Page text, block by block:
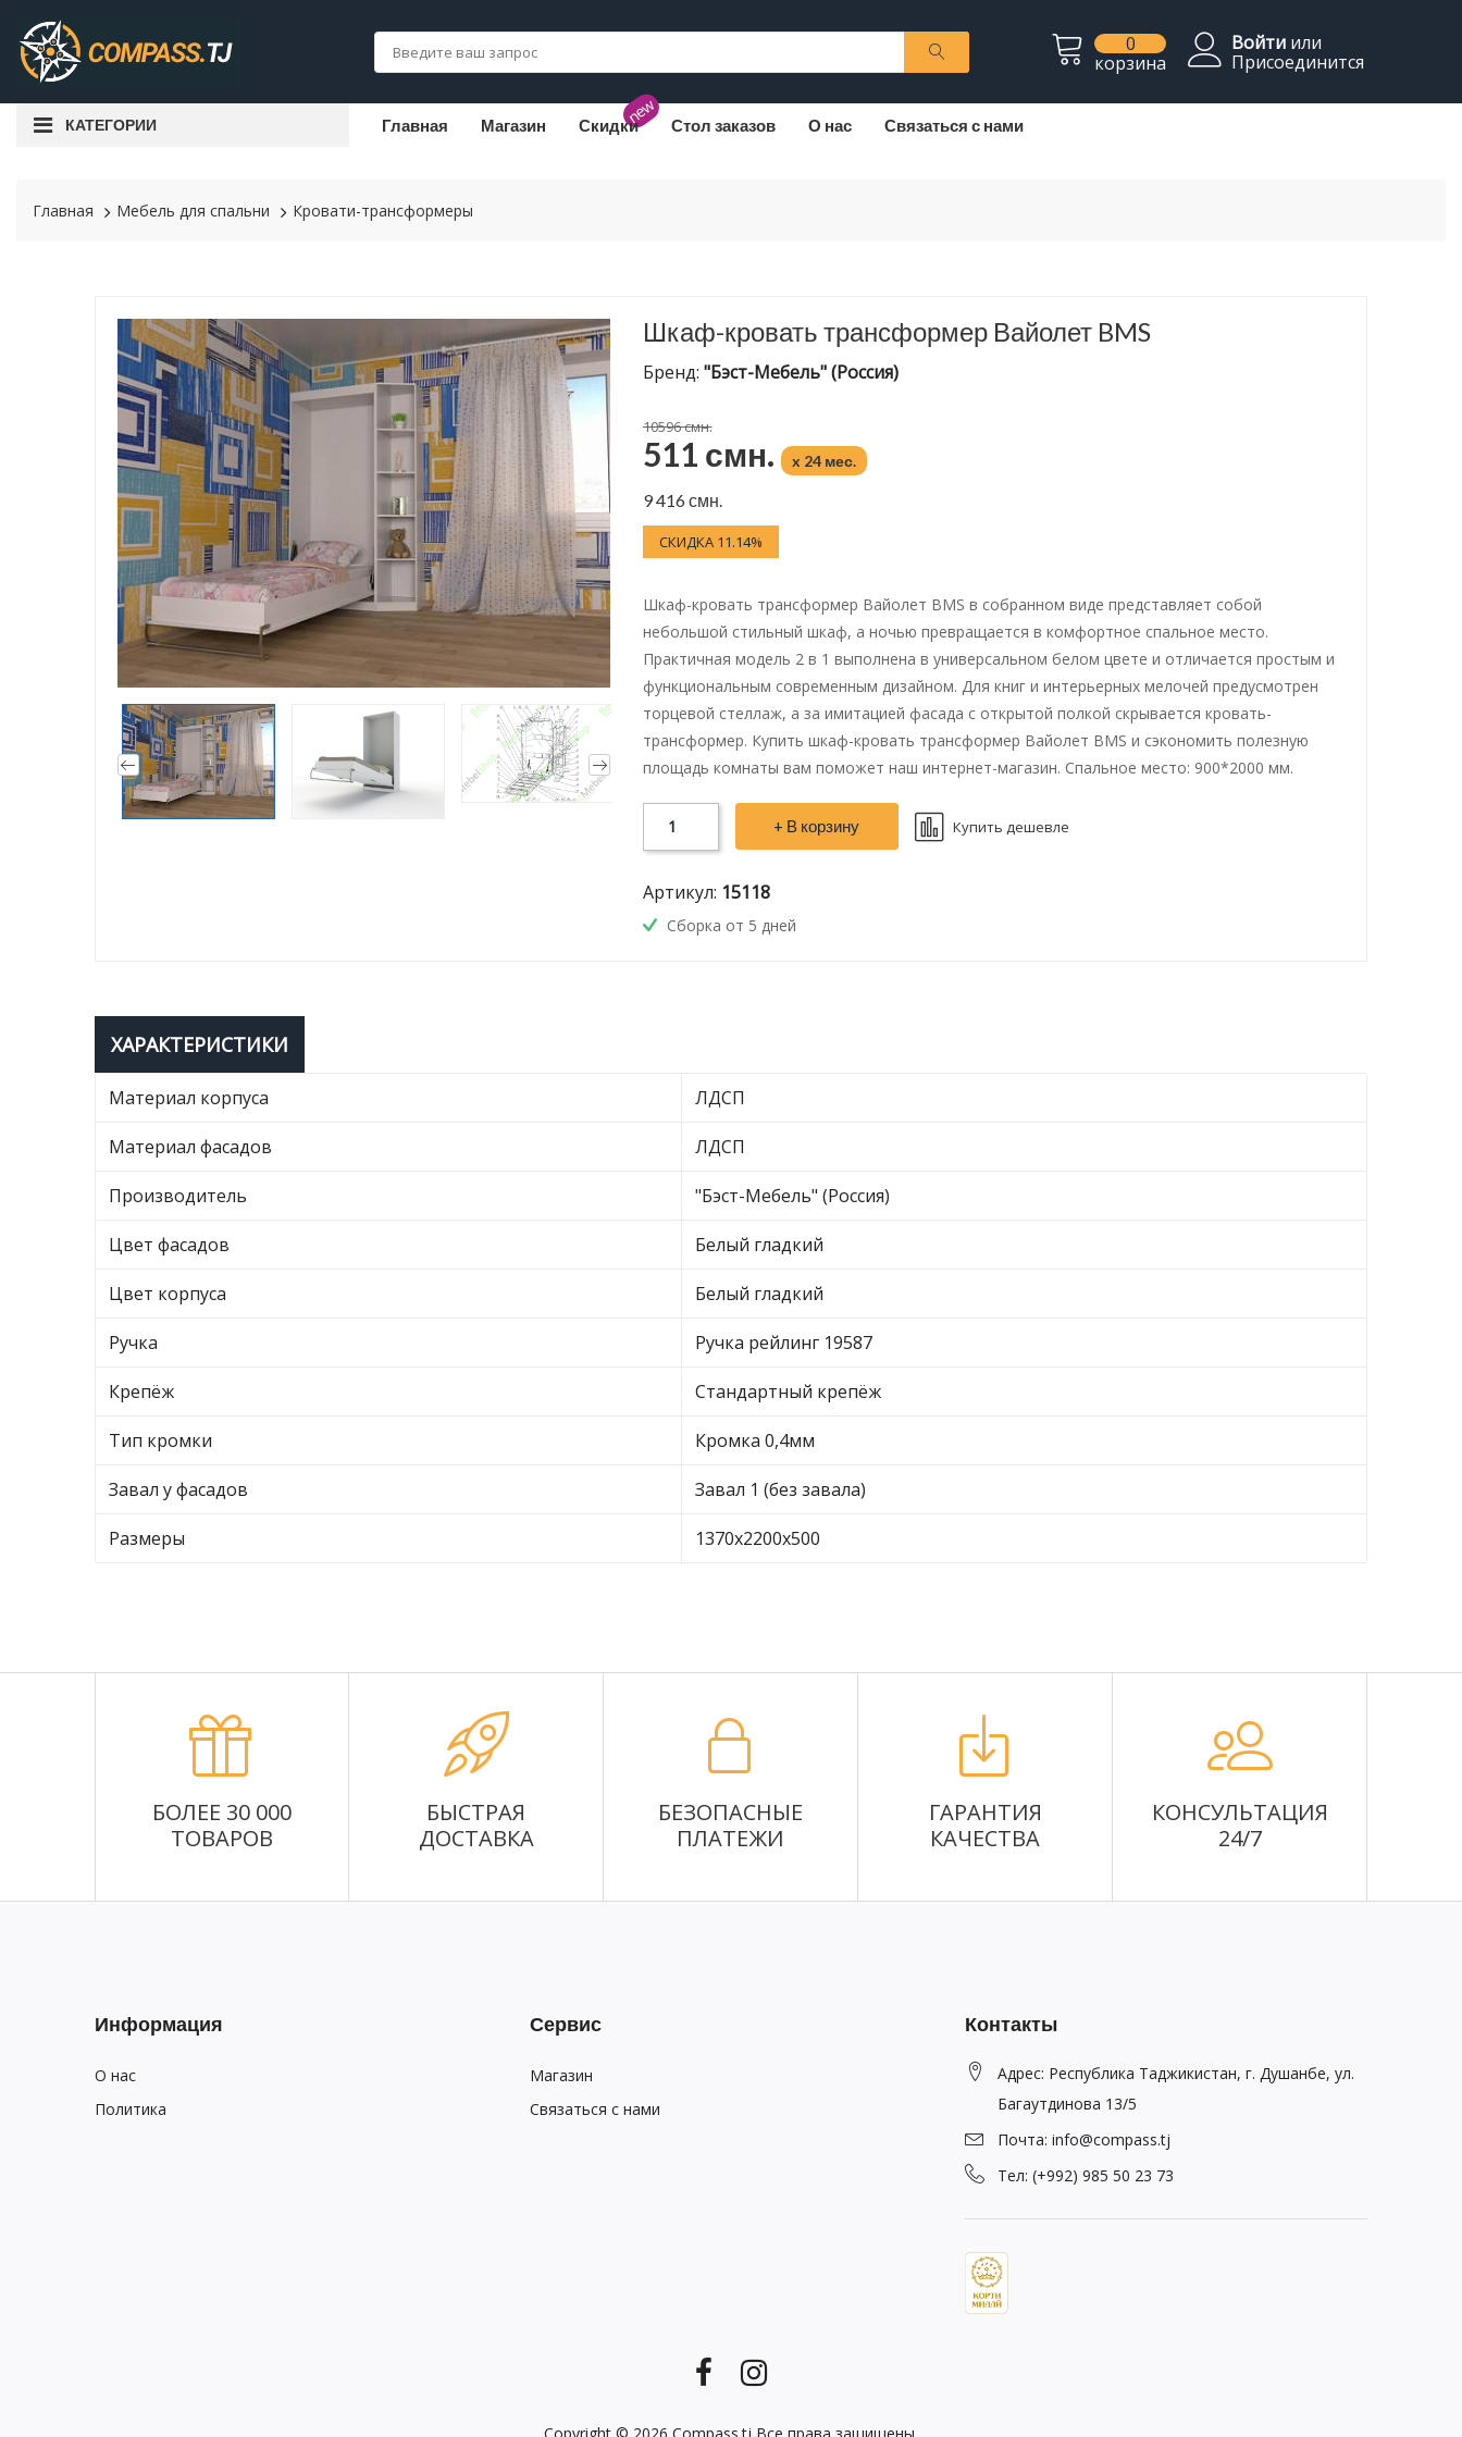
0
корзина
Войти или
Присоединится
КАТЕГОРИИ Главная Магазин new
Скидки Стол заказов О нас Связаться с нами
Главная Мебель для спальни Кровати-трансформеры
Шкаф-кровать трансформер Вайолет BMS
Бренд: "Бэст-Мебель" (Россия)
10596 смн.
511 смн. x 24 мес.
9 416 смн.
СКИДКА 11.14%
Шкаф-кровать трансформер Вайолет BMS в собранном виде представляет собой
небольшой стильный шкаф, а ночью превращается в комфортное спальное место.
Практичная модель 2 в 1 выполнена в универсальном белом цвете и отличается простым и
функциональным современным дизайном. Для книг и интерьерных мелочей предусмотрен
торцевой стеллаж, а за имитацией фасада с открытой полкой скрывается кровать-
трансформер. Купить шкаф-кровать трансформер Вайолет BMS и сэкономить полезную
площадь комнаты вам поможет наш интернет-магазин. Спальное место: 900*2000 мм.
+ В корзину Купить дешевле
Артикул: 15118
Сборка от 5 дней
ХАРАКТЕРИСТИКИ
Материал корпуса ЛДСП
Материал фасадов ЛДСП
Производитель "Бэст-Мебель" (Россия)
Цвет фасадов Белый гладкий
Цвет корпуса Белый гладкий
Ручка Ручка рейлинг 19587
Крепёж Стандартный крепёж
Тип кромки Кромка 0,4мм
Завал у фасадов Завал 1 (без завала)
Размеры 1370х2200х500
БОЛЕЕ 30 000
ТОВАРОВ
БЫСТРАЯ
ДОСТАВКА
БЕЗОПАСНЫЕ
ПЛАТЕЖИ
ГАРАНТИЯ
КАЧЕСТВА
КОНСУЛЬТАЦИЯ
24/7
Информация
О нас
Политика
Сервис
Магазин
Связаться с нами
Контакты
Адрес: Республика Таджикистан, г. Душанбе, ул.
Багаутдинова 13/5
Почта: info@compass.tj
Тел: (+992) 985 50 23 73